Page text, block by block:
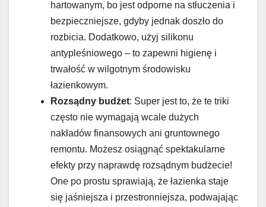
hartowanym, bo jest odporne na stłuczenia i
bezpieczniejsze, gdyby jednak doszło do
rozbicia. Dodatkowo, użyj silikonu
antypleśniowego – to zapewni higienę i
trwałość w wilgotnym środowisku
łazienkowym.
Rozsądny budżet: Super jest to, że te triki
często nie wymagają wcale dużych
nakładów finansowych ani gruntownego
remontu. Możesz osiągnąć spektakularne
efekty przy naprawdę rozsądnym budżecie!
One po prostu sprawiają, że łazienka staje
się jaśniejsza i przestronniejsza, podwajając